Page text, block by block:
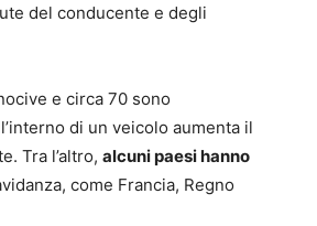
del conducente e degli
e circa 70 sono
di un veicolo aumenta il
Tra l’altro, alcuni paesi hanno
come Francia, Regno